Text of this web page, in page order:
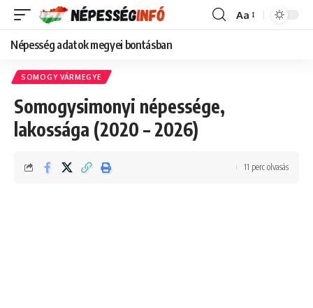
Font
Aa
Népesség adatok megyei bontásban
SOMOGY VÁRMEGYE
Somogysimonyi népessége,
lakossága (2020 – 2026)
11 perc olvasás